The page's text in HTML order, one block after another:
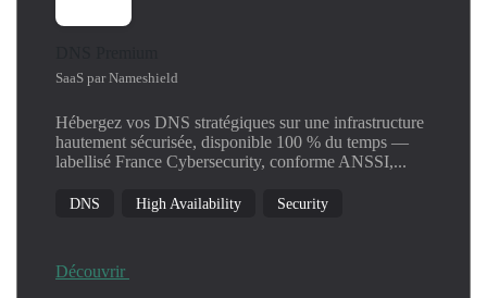
SaaS par Nameshield
Hébergez vos DNS stratégiques sur une infrastructure
hautement sécurisée, disponible 100 % du temps —
labellisé France Cybersecurity, conforme ANSSI,...
DNS High Availability Security
Découvrir